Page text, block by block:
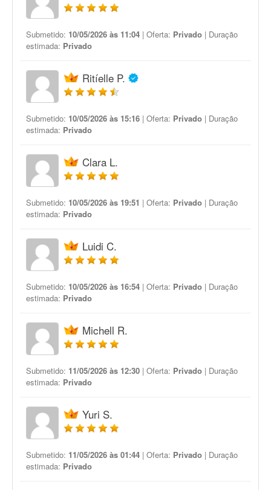
Submetido: 10/05/2026 às 11:04 | Oferta: Privado | Duração
estimada: Privado
Ritíelle P.
Submetido: 10/05/2026 às 15:16 | Oferta: Privado | Duração
estimada: Privado
Clara L.
Submetido: 10/05/2026 às 19:51 | Oferta: Privado | Duração
estimada: Privado
Luidi C.
Submetido: 10/05/2026 às 16:54 | Oferta: Privado | Duração
estimada: Privado
Michell R.
Submetido: 11/05/2026 às 12:30 | Oferta: Privado | Duração
estimada: Privado
Yuri S.
Submetido: 11/05/2026 às 01:44 | Oferta: Privado | Duração
estimada: Privado